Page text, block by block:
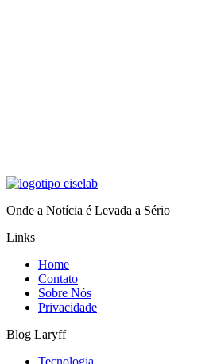
Onde a Notícia é Levada a Sério
Links
Home
Contato
Sobre Nós
Privacidade
Blog Laryff
Tecnologia